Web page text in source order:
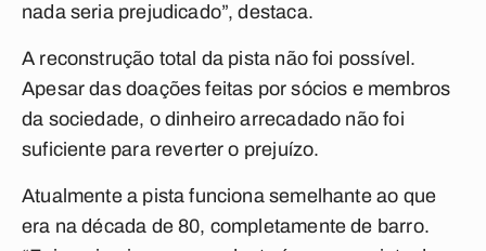
nada seria prejudicado”, destaca.
A reconstrução total da pista não foi possível.
Apesar das doações feitas por sócios e membros
da sociedade, o dinheiro arrecadado não foi
suficiente para reverter o prejuízo.
Atualmente a pista funciona semelhante ao que
era na década de 80, completamente de barro.